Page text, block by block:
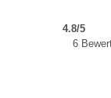
4.8/5
6